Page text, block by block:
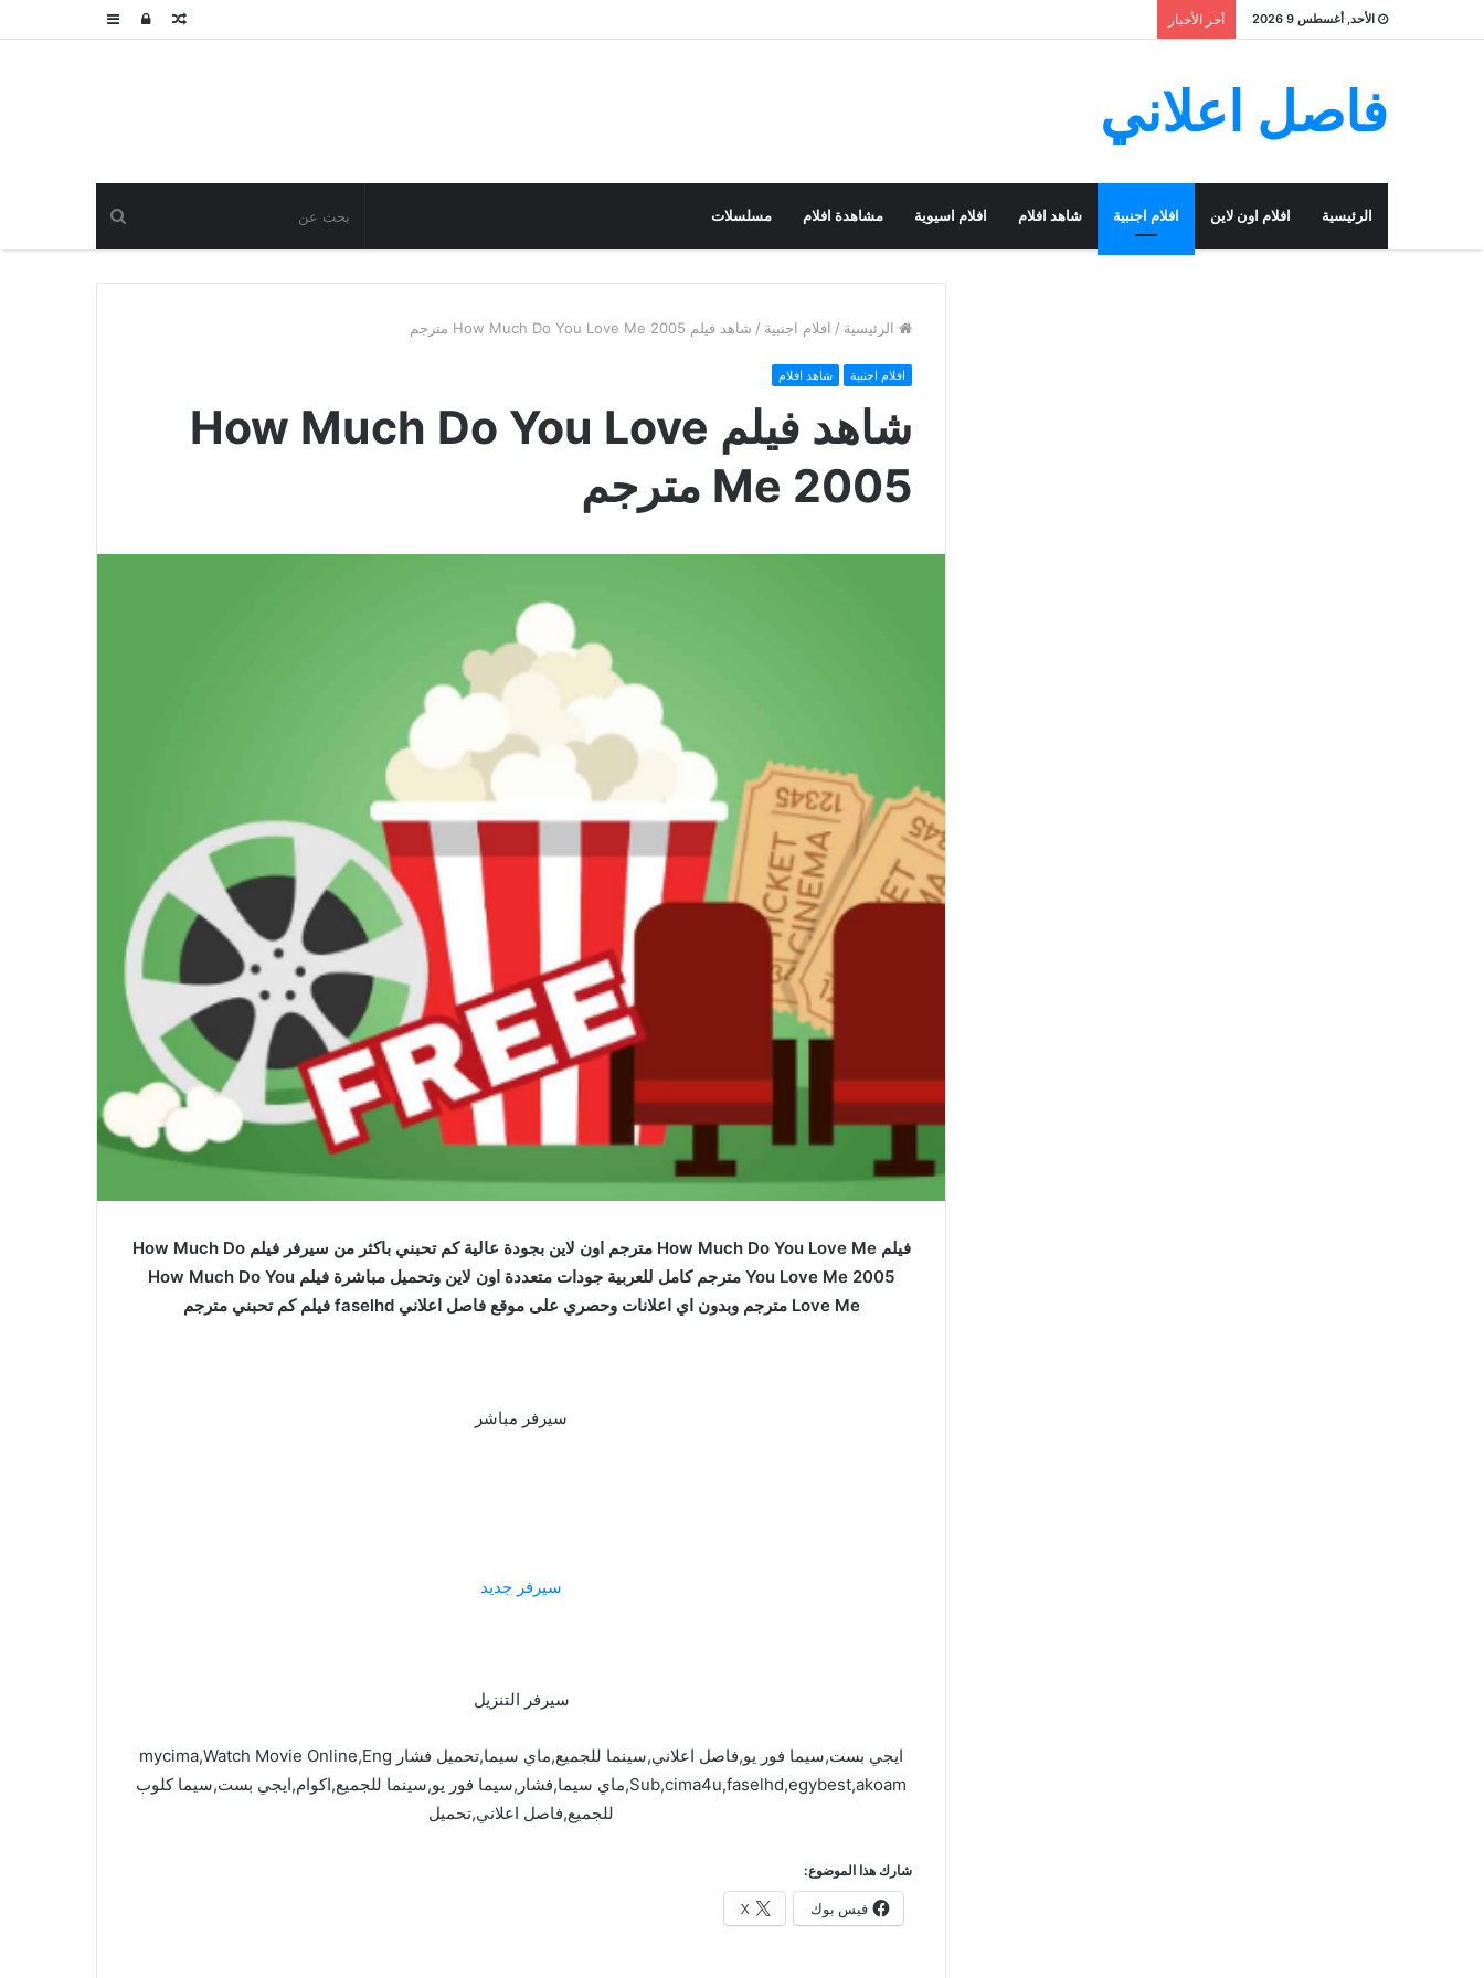
الأحد, أغسطس 9 2026 أخر الأخبار عمودتسجيلمقال
فاصل اعلاني
الرئيسية افلام اون لاين افلام اجنبية شاهد افلام افلام اسيوية مشاهدة افلام مسلسلات
الرئيسية / افلام اجنبية / شاهد فيلم How Much Do You Love Me 2005 مترجم
افلام اجنبية شاهد افلام
شاهد فيلم How Much Do You Love
Me 2005 مترجم
فيلم How Much Do You Love Me مترجم اون لاين بجودة عالية كم تحبني باكثر من سيرفر فيلم How Much Do
You Love Me 2005 مترجم كامل للعربية جودات متعددة اون لاين وتحميل مباشرة فيلم How Much Do You
Love Me مترجم وبدون اي اعلانات وحصري على موقع فاصل اعلاني faselhd فيلم كم تحبني مترجم
سيرفر مباشر
سيرفر جديد
سيرفر التنزيل
ايجي بست,سيما فور يو,فاصل اعلاني,سينما للجميع,ماي سيما,تحميل فشار mycima,Watch Movie Online,Eng
Sub,cima4u,faselhd,egybest,akoam,ماي سيما,فشار,سيما فور يو,سينما للجميع,اكوام,ايجي بست,سيما كلوب
للجميع,فاصل اعلاني,تحميل
شارك هذا الموضوع:
فيس بوك X